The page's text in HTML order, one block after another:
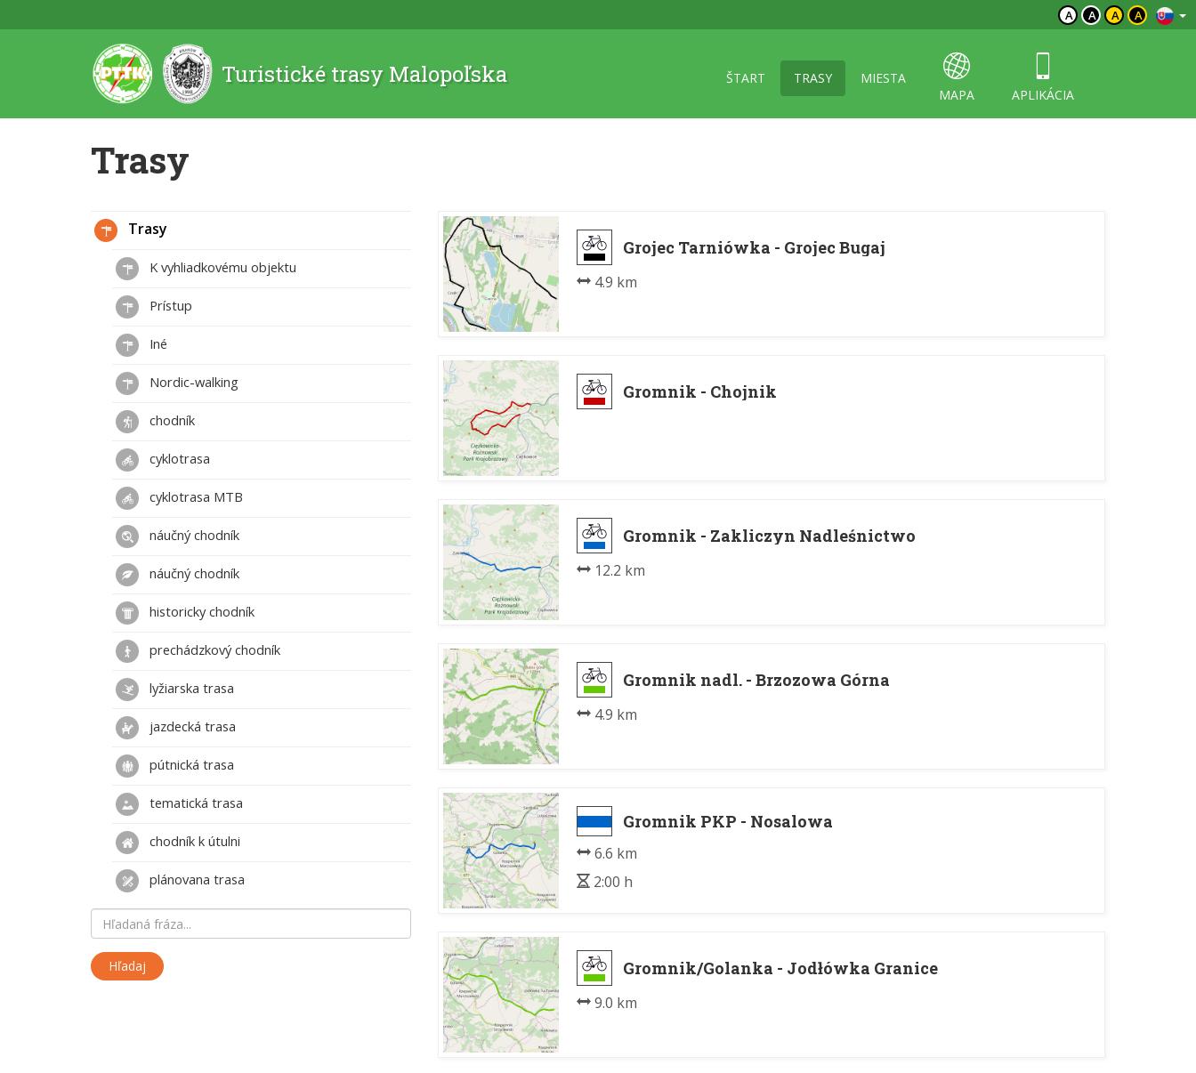
A A A A
Turistické trasy Malopoľska ŠTART TRASY
MIESTA
MAPA
APLIKÁCIA
Trasy
Grojec Tarniówka - Grojec Bugaj
4.9 km
Gromnik - Chojnik
Gromnik - Zakliczyn Nadleśnictwo
12.2 km
Gromnik nadl. - Brzozowa Górna
4.9 km
Gromnik PKP - Nosalowa
6.6 km
2:00 h
Gromnik/Golanka - Jodłówka Granice
9.0 km
Trasy
K vyhliadkovému objektu
Prístup
Iné
Nordic-walking
chodník
cyklotrasa
cyklotrasa MTB
náučný chodník
náučný chodník
historicky chodník
prechádzkový chodník
lyžiarska trasa
jazdecká trasa
pútnická trasa
tematická trasa
chodník k útulni
plánovana trasa